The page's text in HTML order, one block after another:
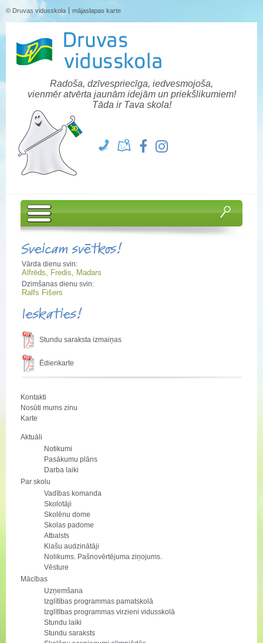
© Druvas vidusskola mājaslapas karte
Radoša, dzīvespriecīga, iedvesmojoša,
vienmēr atvērta jaunām idejām un priekšlikumiem!
Tāda ir Tava skola!
Sveicam svētkos!
Vārda dienu svin:
Alfrēds, Fredis, Madars
Dzimšanas dienu svin:
Ralfs Fišers
Ieskaties!
Stundu saraksta izmaiņas
Ēdienkarte
Kontakti
Nosūti mums zinu
Karte
Aktuāli
Notikumi
Pasākumu plāns
Darba laiki
Par skolu
Vadības komanda
Skolotāji
Skolēnu dome
Skolas padome
Atbalsts
Klašu audzinātāji
Nolikums. Pašnovērtējuma ziņojums.
Vēsture
Mācības
Uzņemšana
Izglītības programmas pamatskolā
Izglītības programmas virzieni vidusskolā
Stundu laiki
Stundu saraksts